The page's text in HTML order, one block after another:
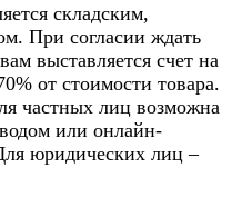
складским,
При согласии ждать
выставляется счет на
от стоимости товара.
частных лиц возможна
или онлайн-
юридических лиц –